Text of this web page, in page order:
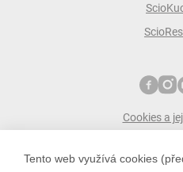
Tento web využívá cookies
Cookies a
ScioŠkoly